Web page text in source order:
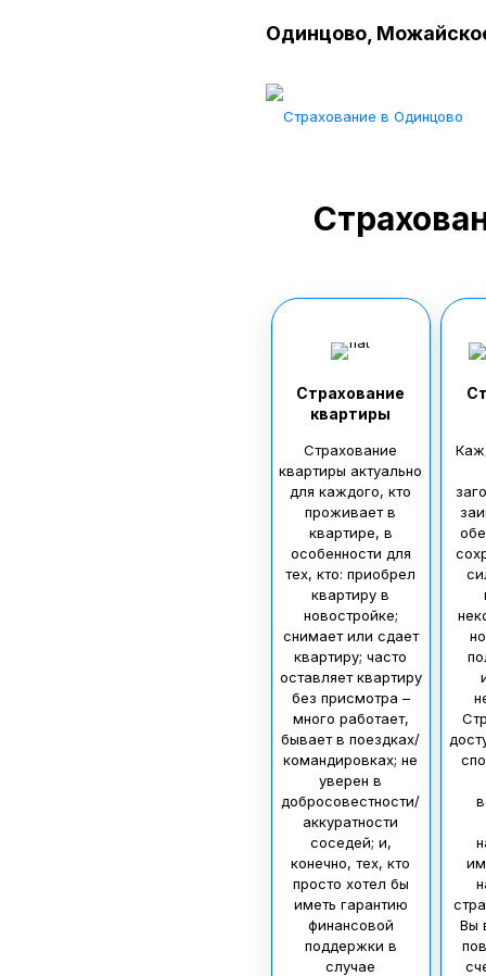
Одинцово,
Страхование
квартиры
Страхование
квартиры актуально
для каждого, кто
проживает в
квартире, в
особенности для
тех, кто: приобрел
квартиру в
новостройке;
снимает или сдает
квартиру; часто
оставляет квартиру
без присмотра –
много работает,
бывает в поездках/
командировках; не
уверен в
добросовестности/
аккуратности
соседей; и,
конечно, тех, кто
просто хотел бы
иметь гарантию
финансовой
поддержки в
случае
Вы